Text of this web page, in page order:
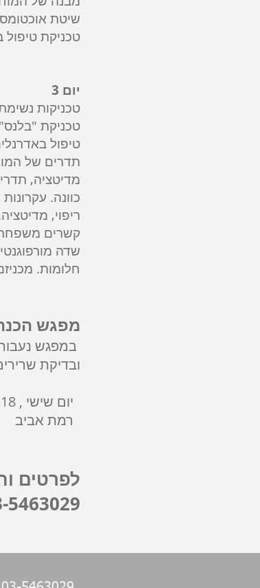
שיטת
טכניקת טיפול
יום 3
טכניקות
טכניקת
טיפול
תדרים של
מדיטציה,
כוונה.
ריפוי,
קשרים
שדה
חלומות.
מפגש
במפגש נעבור
ובדיקת
יום שישי , 26.01.18, 13.00
רמת אביב
לפרטים
, 052-8806048